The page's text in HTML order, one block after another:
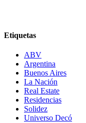
Etiquetas
ABV
Argentina
Buenos Aires
La Nación
Real Estate
Residencias
Solidez
Universo Decó